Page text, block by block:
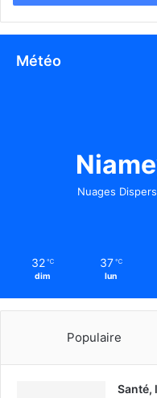
Météo
Nuages
32 ℃
dim
37 ℃
lun
Populaire
Santé,